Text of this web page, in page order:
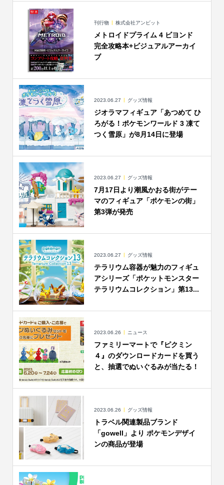
刊行物 株式会社アンビット
メトロイドプライム 4 ビヨンド
完全攻略本+ビジュアルアーカイ
ブ
2023.06.27 グッズ情報
ジオラマフィギュア「あつめて ひ
ろがる！ポケモンワールド 3 凍て
つく雪原」が8月14日に登場
2023.06.27 グッズ情報
7月17日より潮風かおる街がテー
マのフィギュア「ポケモンの街」
第3弾が発売
2023.06.27 グッズ情報
テラリウム容器が魅力のフィギュ
アシリーズ「ポケットモンスター
テラリウムコレクション」第13...
2023.06.26 ニュース
ファミリーマートで『ピクミン
４』のダウンロードカードを買う
と、抽選でぬいぐるみが当たる！
2023.06.26 グッズ情報
トラベル関連製品ブランド
「gowell」より ポケモンデザイ
ンの商品が登場